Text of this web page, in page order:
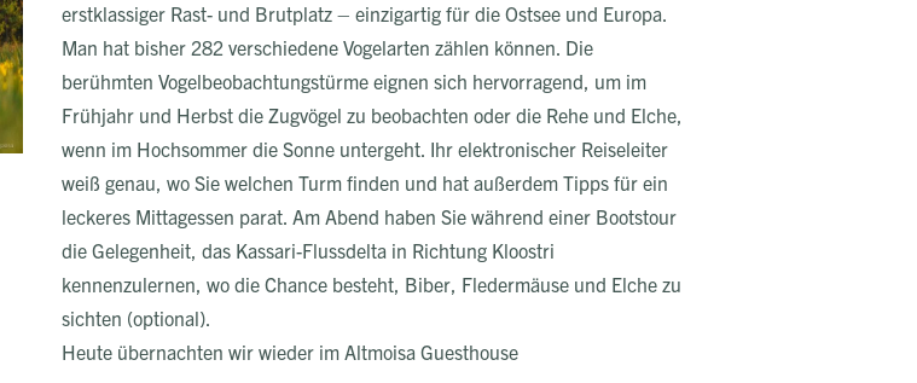
erstklassiger Rast- und Brutplatz – einzigartig für die Ostsee und Europa.
Man hat bisher 282 verschiedene Vogelarten zählen können. Die
berühmten Vogelbeobachtungstürme eignen sich hervorragend, um im
Frühjahr und Herbst die Zugvögel zu beobachten oder die Rehe und Elche,
wenn im Hochsommer die Sonne untergeht. Ihr elektronischer Reiseleiter
weiß genau, wo Sie welchen Turm finden und hat außerdem Tipps für ein
leckeres Mittagessen parat. Am Abend haben Sie während einer Bootstour
die Gelegenheit, das Kassari-Flussdelta in Richtung Kloostri
kennenzulernen, wo die Chance besteht, Biber, Fledermäuse und Elche zu
sichten (optional).
Heute übernachten wir wieder im Altmoisa Guesthouse